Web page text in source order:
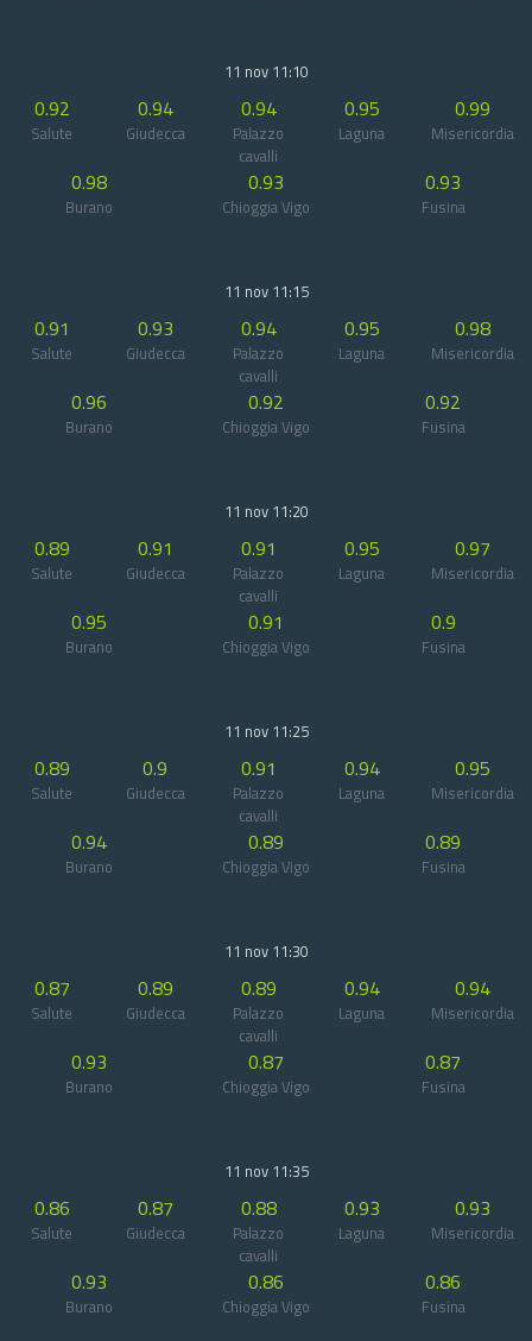
11 nov 11:10
0.92
Salute
0.94
Giudecca
0.94
Palazzo
cavalli
0.95
Laguna
0.99
Misericordia
0.98
Burano
0.93
Chioggia Vigo
0.93
Fusina
11 nov 11:15
0.91
Salute
0.93
Giudecca
0.94
Palazzo
cavalli
0.95
Laguna
0.98
Misericordia
0.96
Burano
0.92
Chioggia Vigo
0.92
Fusina
11 nov 11:20
0.89
Salute
0.91
Giudecca
0.91
Palazzo
cavalli
0.95
Laguna
0.97
Misericordia
0.95
Burano
0.91
Chioggia Vigo
0.9
Fusina
11 nov 11:25
0.89
Salute
0.9
Giudecca
0.91
Palazzo
cavalli
0.94
Laguna
0.95
Misericordia
0.94
Burano
0.89
Chioggia Vigo
0.89
Fusina
11 nov 11:30
0.87
Salute
0.89
Giudecca
0.89
Palazzo
cavalli
0.94
Laguna
0.94
Misericordia
0.93
Burano
0.87
Chioggia Vigo
0.87
Fusina
11 nov 11:35
0.86
Salute
0.87
Giudecca
0.88
Palazzo
cavalli
0.93
Laguna
0.93
Misericordia
0.93
Burano
0.86
Chioggia Vigo
0.86
Fusina